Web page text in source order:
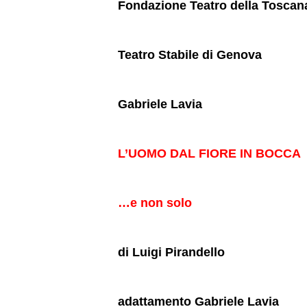
Fondazione Teatro della
Teatro Stabile di Genova
Gabriele Lavia
L’UOMO DAL FIORE IN BOCCA
…e non solo
di Luigi Pirandello
adattamento Gabriele Lavia